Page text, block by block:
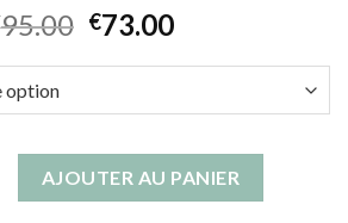
95.00 €73.00
doudoune homme
AJOUTER AU PANIER